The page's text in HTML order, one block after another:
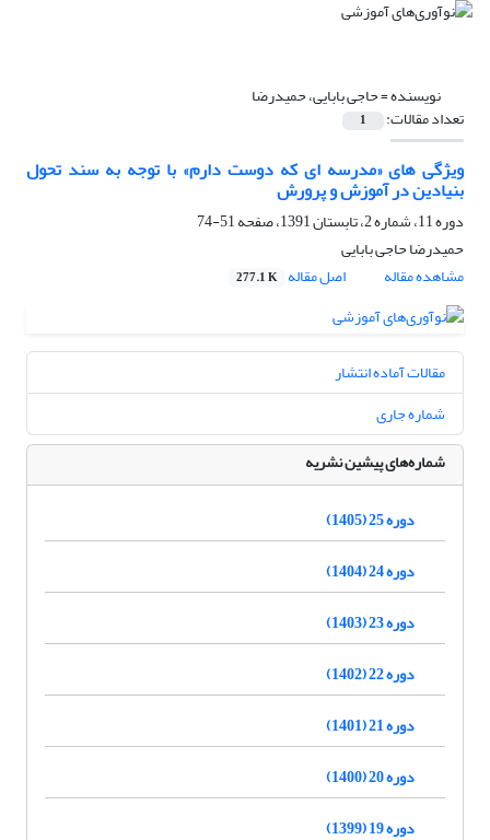
نویسنده =حاجی بابایی، حمیدرضا
تعداد مقالات: 1
ویژگی های «مدرسه ای که دوست دارم» با توجه به سند تحول
بنیادین در آموزش و پرورش
دوره 11، شماره 2، تابستان 1391، صفحه
51-74
حمیدرضا حاجی بابایی
مشاهده مقاله
اصل مقاله 277.1 K
مقالات آماده انتشار
شماره جاری
شماره‌های پیشین نشریه
دوره 25 (1405)
دوره 24 (1404)
دوره 23 (1403)
دوره 22 (1402)
دوره 21 (1401)
دوره 20 (1400)
دوره 19 (1399)